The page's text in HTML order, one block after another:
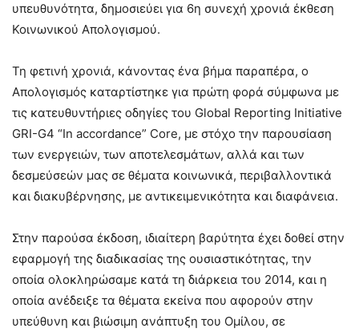
υπευθυνότητα, δημοσιεύει για 6η συνεχή χρονιά έκθεση
Κοινωνικού Απολογισμού.
Τη φετινή χρονιά, κάνοντας ένα βήμα παραπέρα, ο
Απολογισμός καταρτίστηκε για πρώτη φορά σύμφωνα με
τις κατευθυντήριες οδηγίες του Global Reporting Initiative
GRI-G4 “In accordance” Core, με στόχο την παρουσίαση
των ενεργειών, των αποτελεσμάτων, αλλά και των
δεσμεύσεών μας σε θέματα κοινωνικά, περιβαλλοντικά
και διακυβέρνησης, με αντικειμενικότητα και διαφάνεια.
Στην παρούσα έκδοση, ιδιαίτερη βαρύτητα έχει δοθεί στην
εφαρμογή της διαδικασίας της ουσιαστικότητας, την
οποία ολοκληρώσαμε κατά τη διάρκεια του 2014, και η
οποία ανέδειξε τα θέματα εκείνα που αφορούν στην
υπεύθυνη και βιώσιμη ανάπτυξη του Ομίλου, σε